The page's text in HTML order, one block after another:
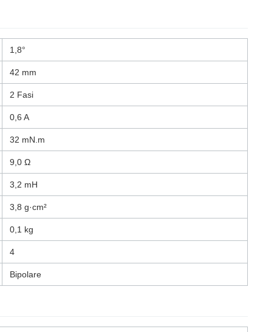
1,8°
42 mm
2 Fasi
0,6 A
32 mN.m
9,0 Ω
3,2 mH
3,8 g·cm²
0,1 kg
4
Bipolare